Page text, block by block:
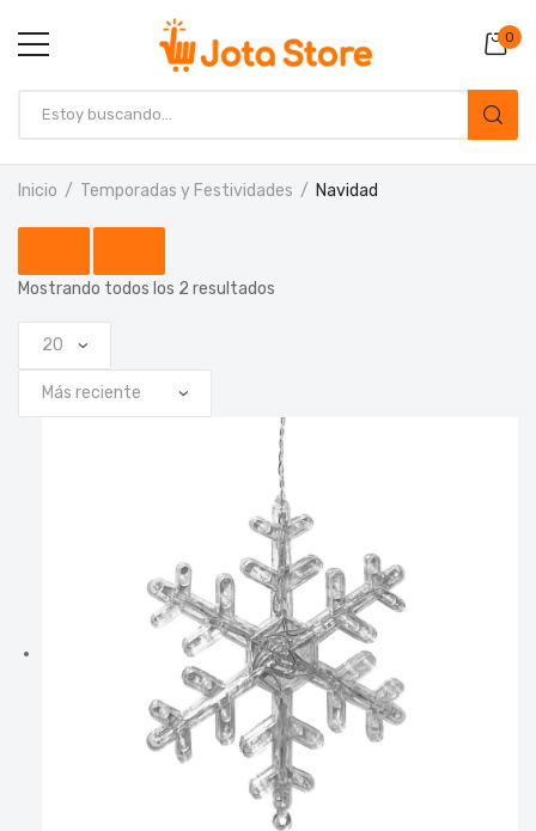
0
Inicio Temporadas y Festividades Navidad
Mostrando todos los 2 resultados